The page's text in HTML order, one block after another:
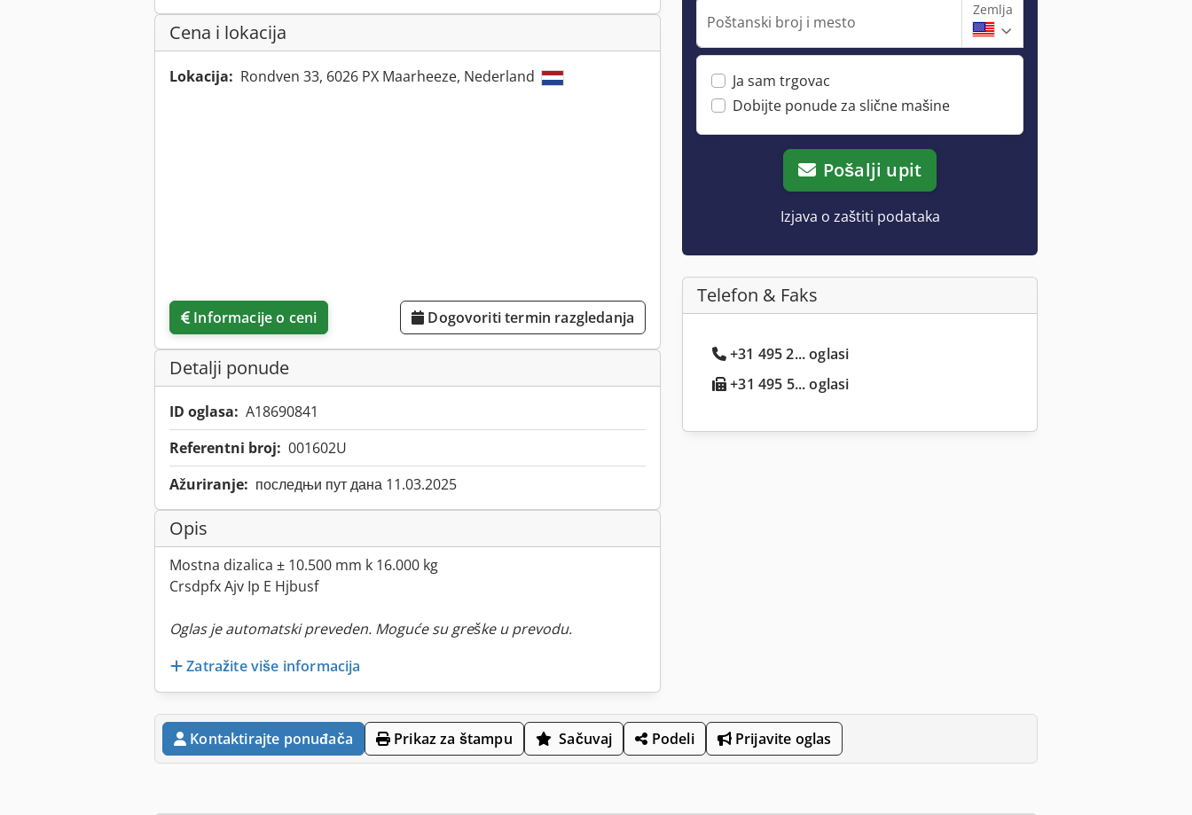
Cena i lokacija
Lokacija: Rondven 33, 6026 PX Maarheeze, Nederland
Informacije o ceni Dogovoriti termin razgledanja
Detalji ponude
ID oglasa: A18690841
Referentni broj: 001602U
Ažuriranje: последњи пут дана 11.03.2025
Opis
Mostna dizalica ± 10.500 mm k 16.000 kg
Crsdpfx Ajv Ip E Hjbusf
Oglas je automatski preveden. Moguće su greške u prevodu.
Zatražite više informacija
Poštanski broj i mesto
Zemlja
Ja sam trgovac
Dobijte ponude za slične mašine
Pošalji upit
Izjava o zaštiti podataka
Telefon & Faks
+31 495 2... oglasi
+31 495 5... oglasi
Kontaktirajte ponuđača Prikaz za štampu Sačuvaj Podeli Prijavite oglas